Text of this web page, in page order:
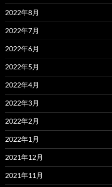
2022年8月
2022年7月
2022年6月
2022年5月
2022年4月
2022年3月
2022年2月
2022年1月
2021年12月
2021年11月